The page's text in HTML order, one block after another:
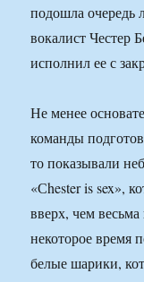
подошла очередь
вокалист Честер
исполнил ее с
Не менее
команды
то показывали
«Сhester is sex»,
вверх, чем
некоторое время
белые шарики,